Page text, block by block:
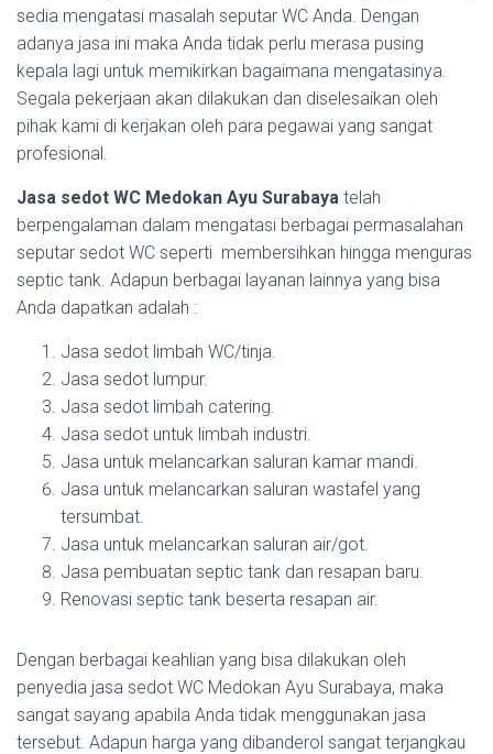
sedia mengatasi masalah seputar WC Anda. Dengan
adanya jasa ini maka Anda tidak perlu merasa pusing
kepala lagi untuk memikirkan bagaimana mengatasinya.
Segala pekerjaan akan dilakukan dan diselesaikan oleh
pihak kami di kerjakan oleh para pegawai yang sangat
profesional.
Jasa sedot WC Medokan Ayu Surabaya telah
berpengalaman dalam mengatasi berbagai permasalahan
seputar sedot WC seperti membersihkan hingga menguras
septic tank. Adapun berbagai layanan lainnya yang bisa
Anda dapatkan adalah :
Jasa sedot limbah WC/tinja.
Jasa sedot lumpur.
Jasa sedot limbah catering.
Jasa sedot untuk limbah industri.
Jasa untuk melancarkan saluran kamar mandi.
Jasa untuk melancarkan saluran wastafel yang
tersumbat.
Jasa untuk melancarkan saluran air/got.
Jasa pembuatan septic tank dan resapan baru.
Renovasi septic tank beserta resapan air.
Dengan berbagai keahlian yang bisa dilakukan oleh
penyedia jasa sedot WC Medokan Ayu Surabaya, maka
sangat sayang apabila Anda tidak menggunakan jasa
tersebut. Adapun harga yang dibanderol sangat terjangkau